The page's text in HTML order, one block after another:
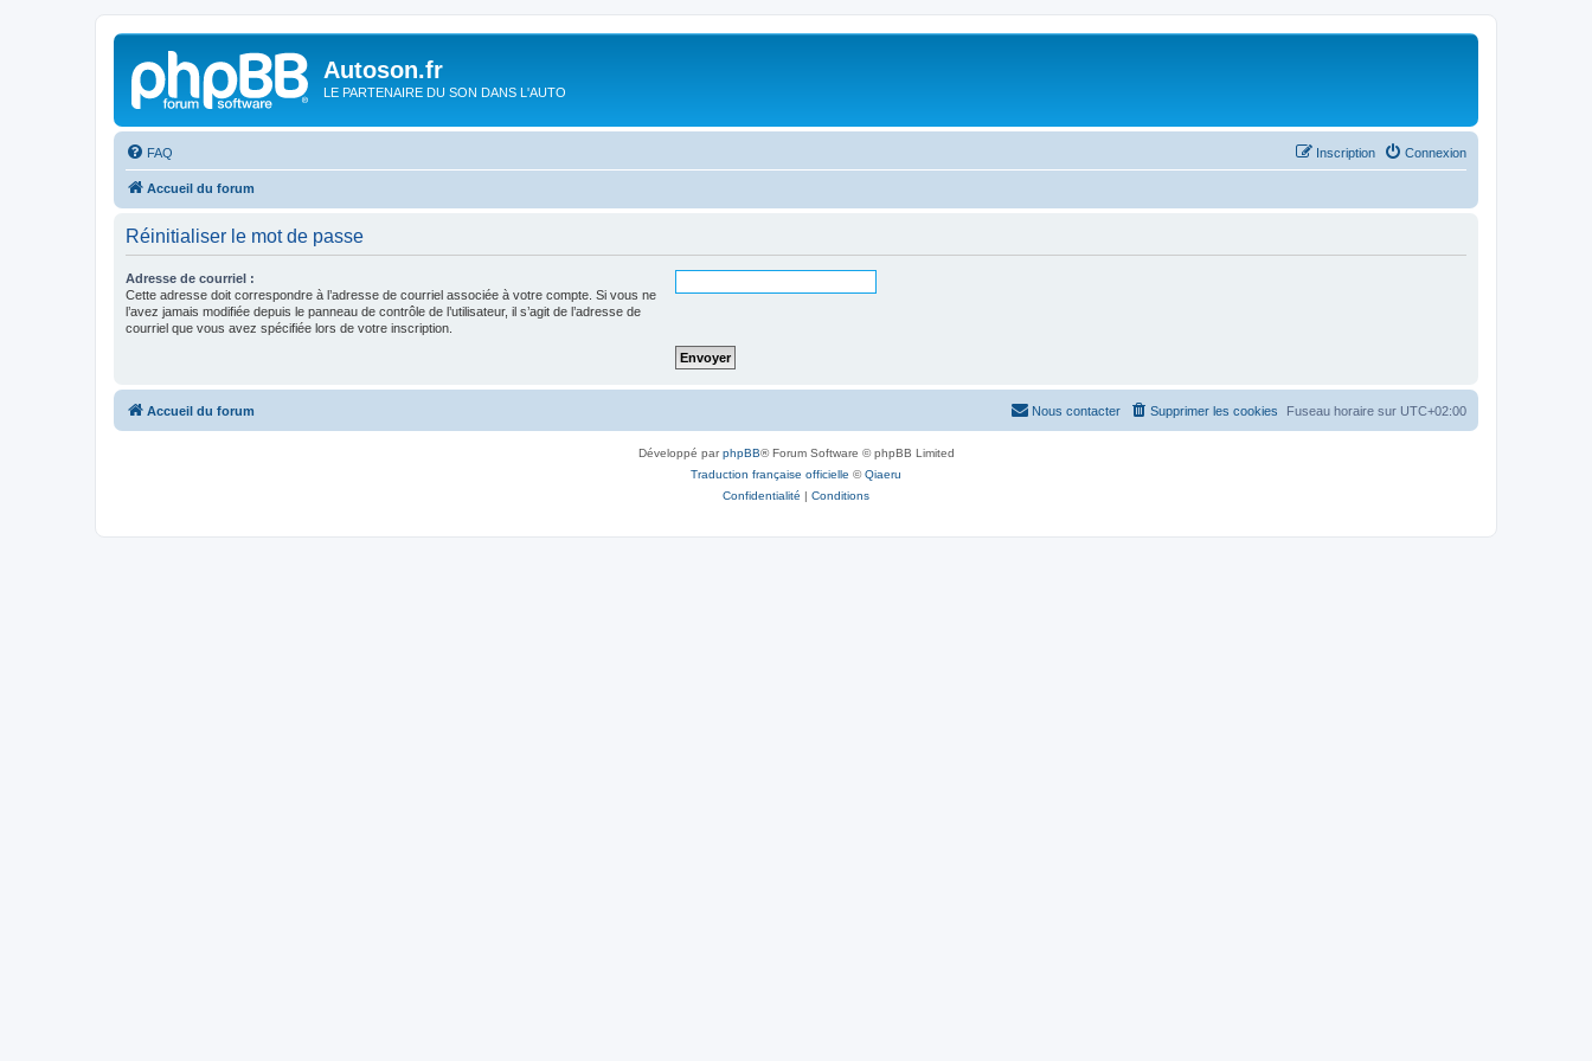
Autoson.fr
LE PARTENAIRE DU SON DANS L'AUTO
FAQ Connexion
Inscription
Accueil du forum
Réinitialiser le mot de passe
Adresse de courriel :
Cette adresse doit correspondre à l’adresse de courriel associée à votre compte. Si vous ne
l’avez jamais modifiée depuis le panneau de contrôle de l’utilisateur, il s’agit de l’adresse de
courriel que vous avez spécifiée lors de votre inscription.
Accueil du forum Fuseau horaire sur UTC+02:00
Supprimer les cookies
Nous contacter
Développé parphpBB® Forum Software © phpBB Limited
Traduction française officielle ©Qiaeru
Confidentialité | Conditions